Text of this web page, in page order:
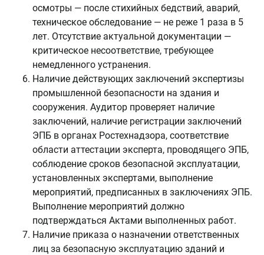
осмотры — после стихийных бедствий, аварий,
техническое обследование — не реже 1 раза в 5
лет. Отсутствие актуальной документации —
критическое несоответствие, требующее
немедленного устранения.
Наличие действующих заключений экспертизы
промышленной безопасности на здания и
сооружения. Аудитор проверяет наличие
заключений, наличие регистрации заключений
ЭПБ в органах Ростехнадзора, соответствие
области аттестации эксперта, проводящего ЭПБ,
соблюдение сроков безопасной эксплуатации,
установленных экспертами, выполнение
мероприятий, предписанных в заключениях ЭПБ.
Выполнение мероприятий должно
подтверждаться Актами выполненных работ.
Наличие приказа о назначении ответственных
лиц за безопасную эксплуатацию зданий и